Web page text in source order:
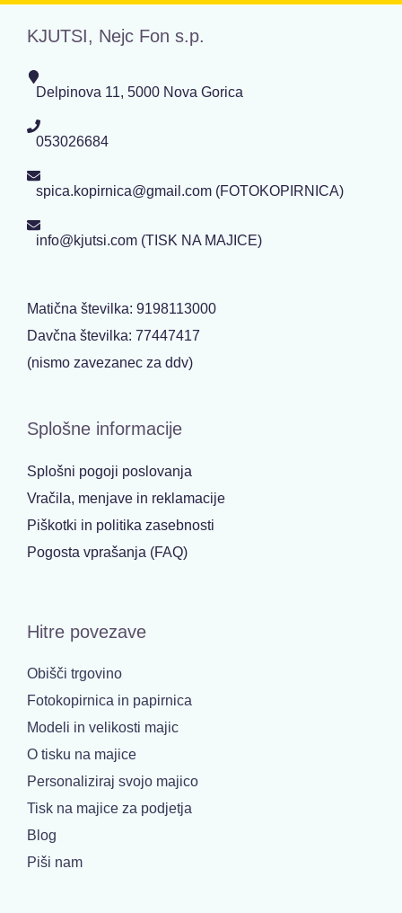
KJUTSI, Nejc Fon s.p.
Delpinova 11, 5000 Nova Gorica
053026684
spica.kopirnica@gmail.com (FOTOKOPIRNICA)
info@kjutsi.com (TISK NA MAJICE)
Matična številka: 9198113000
Davčna številka: 77447417
(nismo zavezanec za ddv)
Splošne informacije
Splošni pogoji poslovanja
Vračila, menjave in reklamacije
Piškotki in politika zasebnosti
Pogosta vprašanja (FAQ)
Hitre povezave
Obišči trgovino
Fotokopirnica in papirnica
Modeli in velikosti majic
O tisku na majice
Personaliziraj svojo majico
Tisk na majice za podjetja
Blog
Piši nam